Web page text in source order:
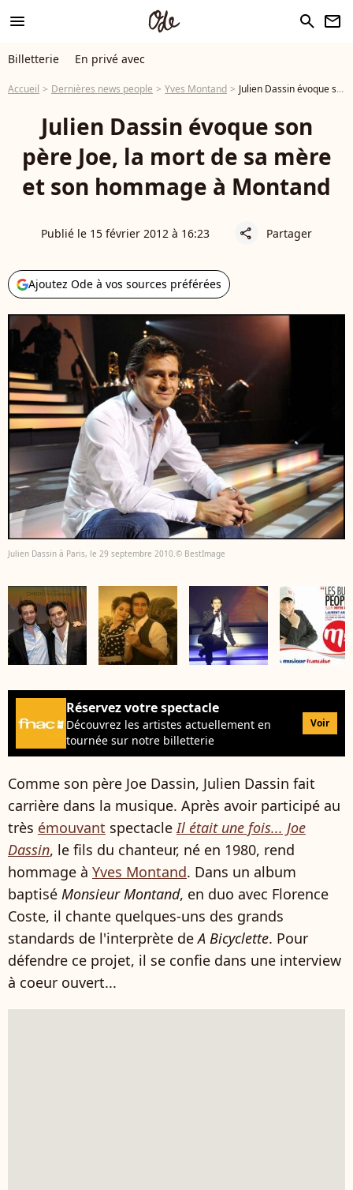
menu search newsletter
Billetterie En privé avec
Accueil Dernières news people Yves Montand Julien Dassin évoque son père Joe, la mort de sa mère et son hommage à Montand
Julien Dassin évoque son
père Joe, la mort de sa mère
et son hommage à Montand
Publié le 15 février 2012 à 16:23 share Partager
Ajoutez Ode à vos sources préférées
Julien Dassin à Paris, le 29 septembre 2010.© BestImage
Réservez votre spectacle
Découvrez les artistes actuellement en
tournée sur notre billetterie
Voir
Comme son père Joe Dassin, Julien Dassin fait
carrière dans la musique. Après avoir participé au
très émouvant spectacleIl était une fois... Joe
Dassin, le fils du chanteur, né en 1980, rend
hommage à Yves Montand. Dans un album
baptisé Monsieur Montand, en duo avec Florence
Coste, il chante quelques-uns des grands
standards de l'interprète deA Bicyclette. Pour
défendre ce projet, il se confie dans une interview
à coeur ouvert...